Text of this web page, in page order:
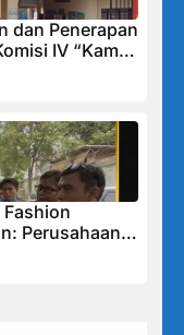
dan Penerapan
IV “Kami
Fashion
Perusahaan